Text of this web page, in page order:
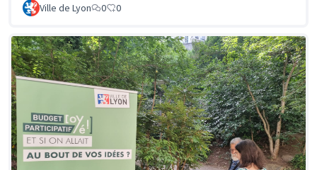
Ville de Lyon 0 0